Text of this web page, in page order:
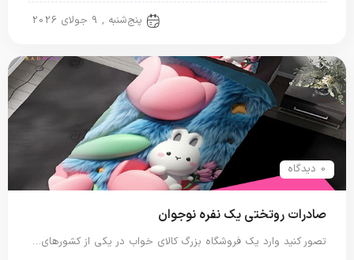
پنج‌شنبه , 9 جولای 2026
0 دیدگاه
صادرات روتختی یک نفره نوجوان
تصور کنید وارد یک فروشگاه بزرگ کالای خواب در یکی از کشورهای…